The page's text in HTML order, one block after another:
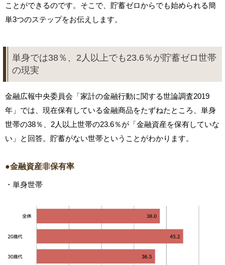
ことができるのです。そこで、貯蓄ゼロからでも始められる簡
単3つのステップをお伝えします。
単身では38％、2人以上でも23.6％が貯蓄ゼロ世帯
の現実
金融広報中央委員会「家計の金融行動に関する世論調査2019
年」では、現在保有している金融商品をたずねたところ、単身
世帯の38％、2人以上世帯の23.6％が「金融資産を保有していな
い」と回答。貯蓄がない世帯ということがわかります。
●金融資産非保有率
・単身世帯